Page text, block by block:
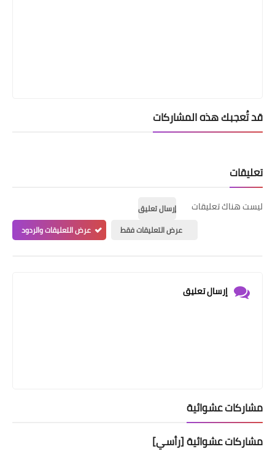
قد تُعجبك هذه المشاركات
تعليقات
ليست هناك تعليقات
إرسال تعليق
عرض التعليقات فقط
عرض التعليقات والردود
إرسال تعليق
مشاركات عشوائية
مشاركات عشوائية [رأسي]